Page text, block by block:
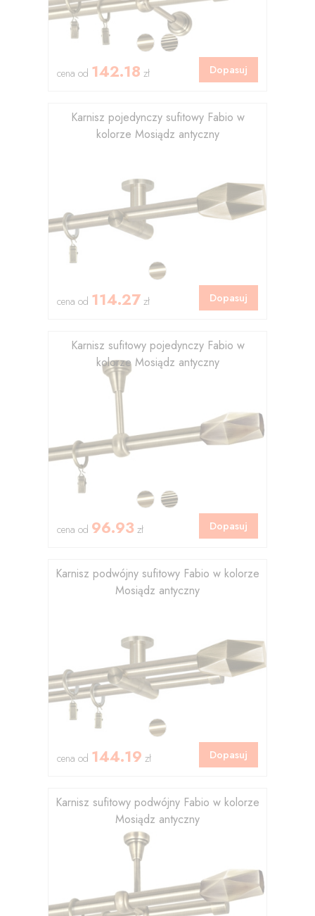
cena od 142.18 zł Dopasuj
Karnisz pojedynczy sufitowy Fabio w
kolorze Mosiądz antyczny
cena od 114.27 zł Dopasuj
Karnisz sufitowy pojedynczy Fabio w
kolorze Mosiądz antyczny
cena od 96.93 zł Dopasuj
Karnisz podwójny sufitowy Fabio w kolorze
Mosiądz antyczny
cena od 144.19 zł Dopasuj
Karnisz sufitowy podwójny Fabio w kolorze
Mosiądz antyczny